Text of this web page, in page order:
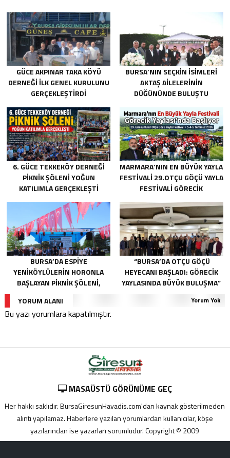
GÜCE AKPINAR TAKA KÖYÜ
DERNEĞI İLK GENEL KURULUNU
GERÇEKLEŞTIRDI
BURSA’NIN SEÇKIN İSIMLERI
AKTAŞ AILELERININ
DÜĞÜNÜNDE BULUŞTU
6. GÜCE TEKKEKÖY DERNEĞI
PIKNIK ŞÖLENI YOĞUN
KATILIMLA GERÇEKLEŞTI
MARMARA’NIN EN BÜYÜK YAYLA
FESTIVALI 29.OTÇU GÖÇÜ YAYLA
FESTIVALI GÖRECIK
BURSA’DA ESPIYE
YENIKÖYLÜLERIN HORONLA
BAŞLAYAN PIKNIK ŞÖLENI,
GELECEĞE ATILAN TEMELLERLE
TAÇLANDI
“BURSA’DA OTÇU GÖÇÜ
HEYECANI BAŞLADI: GÖRECIK
YAYLASINDA BÜYÜK BULUŞMA”
YORUM ALANI
Yorum Yok
Bu yazı yorumlara kapatılmıştır.
MASAÜSTÜ GÖRÜNÜME GEÇ
Her hakkı saklıdır. BursaGiresunHavadis.com'dan kaynak gösterilmeden
alıntı yapılamaz. Haberlere yazılan yorumlardan kullanıcılar, köşe
yazılarından ise yazarları sorumludur. Copyright © 2009